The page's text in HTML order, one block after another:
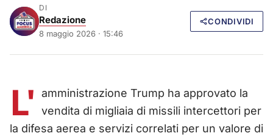
DI
Redazione
8 maggio 2026 · 15:46
CONDIVIDI
L'
amministrazione Trump ha approvato la
vendita di migliaia di missili intercettori per
la difesa aerea e servizi correlati per un valore di